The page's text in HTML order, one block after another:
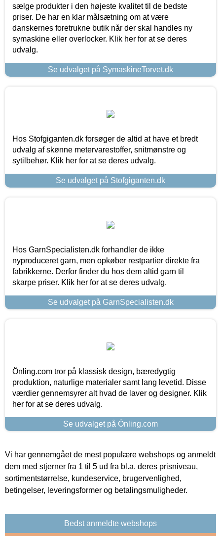
sælge produkter i den højeste kvalitet til de bedste
priser. De har en klar målsætning om at være
danskernes foretrukne butik når der skal handles ny
symaskine eller overlocker. Klik her for at se deres
udvalg.
Se udvalget på SymaskineTorvet.dk
Hos Stofgiganten.dk forsøger de altid at have et bredt
udvalg af skønne metervarestoffer, snitmønstre og
sytilbehør. Klik her for at se deres udvalg.
Se udvalget på Stofgiganten.dk
Hos GarnSpecialisten.dk forhandler de ikke
nyproduceret garn, men opkøber restpartier direkte fra
fabrikkerne. Derfor finder du hos dem altid garn til
skarpe priser. Klik her for at se deres udvalg.
Se udvalget på GarnSpecialisten.dk
Önling.com tror på klassisk design, bæredygtig
produktion, naturlige materialer samt lang levetid. Disse
værdier gennemsyrer alt hvad de laver og designer. Klik
her for at se deres udvalg.
Se udvalget på Önling.com
Vi har gennemgået de mest populære webshops og anmeldt
dem med stjerner fra 1 til 5 ud fra bl.a. deres prisniveau,
sortimentstørrelse, kundeservice, brugervenlighed,
betingelser, leveringsformer og betalingsmuligheder.
Bedst anmeldte webshops